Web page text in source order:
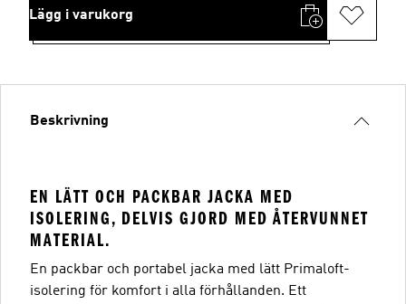
Lägg i varukorg
Beskrivning
EN LÄTT OCH PACKBAR JACKA MED
ISOLERING, DELVIS GJORD MED ÅTERVUNNET
MATERIAL.
En packbar och portabel jacka med lätt Primaloft-
isolering för komfort i alla förhållanden. Ett